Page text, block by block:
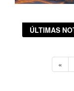
ÚLTIMAS
«